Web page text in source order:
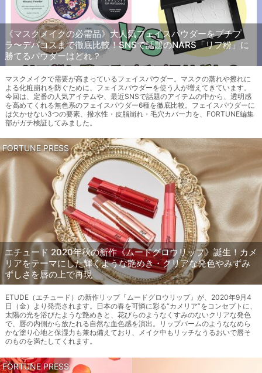
《マスクメイクの必需品》大人気フェイスパウダーをプチプ
ラ〜デパコスまで徹底比較！SNSで話題のNARS「リフ粉」に
勝てるパウダーはどれ？
マスクメイクで需要が高まっているフェイスパウダー。マスクの蒸れや擦れに
よる化粧崩れを防ぐために、フェイスパウダーを使う人が増えてきています。
今回は、定番の人気アイテムや、最近SNSで話題のアイテムの中から、透明感
を高めてくれる無色系のフェイスパウダー6種を徹底比較。フェイスパウダーに
は欠かせない3つの要素、撥水性・皮脂崩れ・毛穴カバー力を、FORTUNE編集
部がガチ検証してみました。
FORTUNE PRESS
エチュード 2020年秋の新作《ムードグロウリップ》誕生！カメ
リアをテーマにした輝くような艶めき・クリアな発色やみずみ
ずしさを唇の上で再現
ETUDE（エチュード）の新作リップ『ムードグロウリップ』が、2020年9月4
日（金）より発売されます。日本の春を可憐に彩る“カメリア”をコンセプトに、
太陽の光を浴びたような艶めきと、花びらのようなくすみのないクリアな発色
で、唇の内側から放たれる自然な血色感を演出。リップバームのようななめら
かな塗り心地と保湿力も兼ね備えており、メイク中もリッチなうるおいで唇そ
のものを満たしてくれます。
FORTUNE PRESS